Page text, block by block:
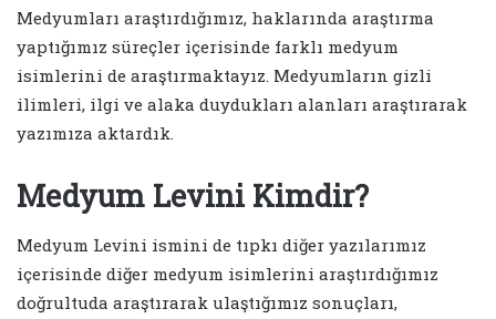
Medyumları araştırdığımız, haklarında araştırma
yaptığımız süreçler içerisinde farklı medyum
isimlerini de araştırmaktayız. Medyumların gizli
ilimleri, ilgi ve alaka duydukları alanları araştırarak
yazımıza aktardık.
Medyum Levini Kimdir?
Medyum Levini ismini de tıpkı diğer yazılarımız
içerisinde diğer medyum isimlerini araştırdığımız
doğrultuda araştırarak ulaştığımız sonuçları,